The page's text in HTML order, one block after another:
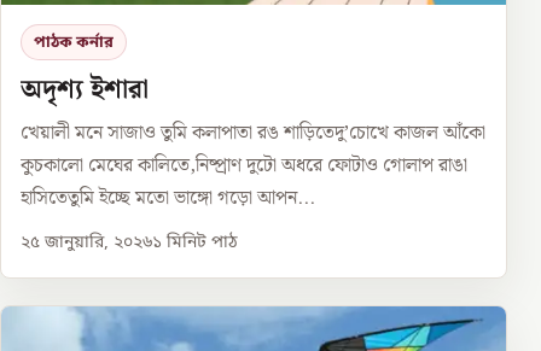
পাঠক কর্নার
অদৃশ্য ইশারা
খেয়ালী মনে সাজাও তুমি কলাপাতা রঙ শাড়িতেদু’চোখে কাজল আঁকো
কুচকালো মেঘের কালিতে,নিষ্প্রাণ দুটো অধরে ফোটাও গোলাপ রাঙা
হাসিতেতুমি ইচ্ছে মতো ভাঙ্গো গড়ো আপন...
২৫ জানুয়ারি, ২০২৬১ মিনিট পাঠ